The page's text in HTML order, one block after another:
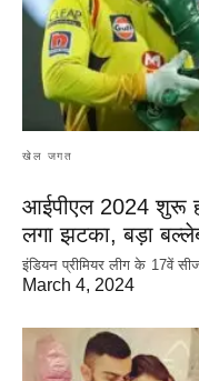
खेल जगत
आईपीएल 2024 शुरू
लगा झटका, बड़ा
इंडियन प्रीमियर लीग के 17वें
March 4, 2024